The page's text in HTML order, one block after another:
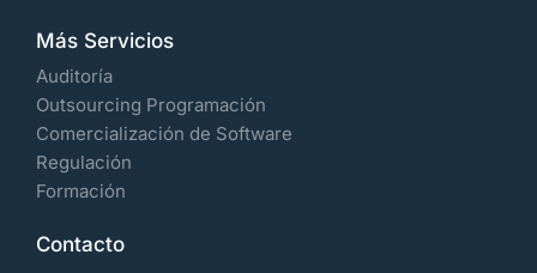
Más Servicios
Auditoría
Outsourcing Programación
Comercialización de Software
Regulación
Formación
Contacto